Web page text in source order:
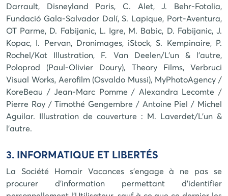
Darrault, Disneyland Paris, C. Alet, J. Behr-Fotolia,
Fundació Gala-Salvador Dalí, S. Lapique, Port-Aventura,
OT Parme, D. Fabijanic, L. Igre, M. Babic, D. Fabijanic, J.
Kopac, I. Pervan, Dronimages, iStock, S. Kempinaire, P.
Rochel/Kot Illustration, F. Van Deelen/L'un & l'autre,
Poloprod (Paul-Olivier Doury), Theory Films, Verbruci
Visual Works, Aerofilm (Osvaldo Mussi), MyPhotoAgency /
KoreBeau / Jean-Marc Pomme / Alexandra Lecomte /
Pierre Roy / Timothé Gengembre / Antoine Piel / Michel
Aguilar. Illustration de couverture : M. Laverdet/L'un &
l'autre.
3. INFORMATIQUE ET LIBERTÉS
La Société Homair Vacancess'engage à ne pas se
procurer d'information permettant d'identifier